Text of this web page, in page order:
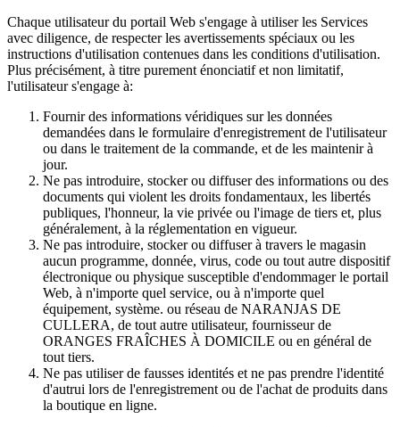
Chaque utilisateur du portail Web s'engage à utiliser les Services
avec diligence, de respecter les avertissements spéciaux ou les
instructions d'utilisation contenues dans les conditions d'utilisation.
Plus précisément, à titre purement énonciatif et non limitatif,
l'utilisateur s'engage à:
Fournir des informations véridiques sur les données
demandées dans le formulaire d'enregistrement de l'utilisateur
ou dans le traitement de la commande, et de les maintenir à
jour.
Ne pas introduire, stocker ou diffuser des informations ou des
documents qui violent les droits fondamentaux, les libertés
publiques, l'honneur, la vie privée ou l'image de tiers et, plus
généralement, à la réglementation en vigueur.
Ne pas introduire, stocker ou diffuser à travers le magasin
aucun programme, donnée, virus, code ou tout autre dispositif
électronique ou physique susceptible d'endommager le portail
Web, à n'importe quel service, ou à n'importe quel
équipement, système. ou réseau de NARANJAS DE
CULLERA, de tout autre utilisateur, fournisseur de
ORANGES FRAÎCHES À DOMICILE ou en général de
tout tiers.
Ne pas utiliser de fausses identités et ne pas prendre l'identité
d'autrui lors de l'enregistrement ou de l'achat de produits dans
la boutique en ligne.